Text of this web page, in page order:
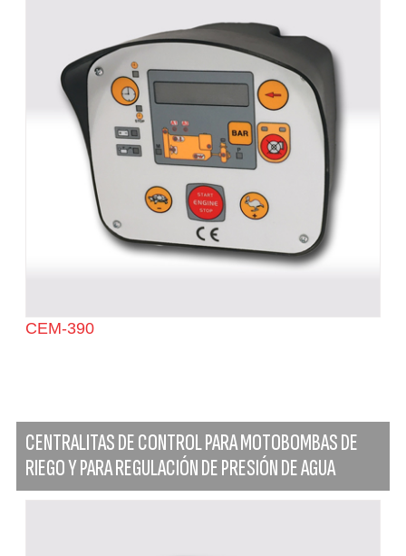
CEM-390
CENTRALITAS DE CONTROL PARA MOTOBOMBAS DE
RIEGO Y PARA REGULACIÓN DE PRESIÓN DE AGUA